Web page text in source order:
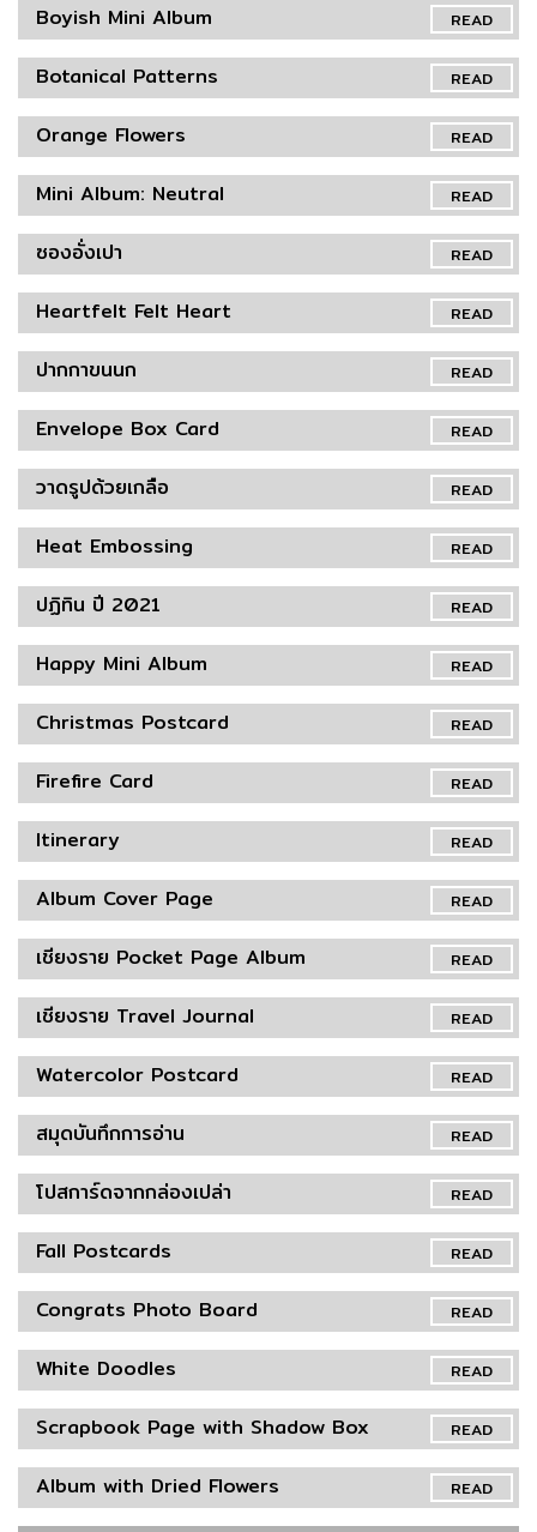
READ
Boyish Mini Album
READ
Botanical Patterns
READ
Orange Flowers
READ
Mini Album: Neutral
READ
ซองอั่งเปา
READ
Heartfelt Felt Heart
READ
ปากกาขนนก
READ
Envelope Box Card
READ
วาดรูปด้วยเกลือ
READ
Heat Embossing
READ
ปฏิทิน ปี 2021
READ
Happy Mini Album
READ
Christmas Postcard
READ
Firefire Card
READ
Itinerary
READ
Album Cover Page
READ
เชียงราย Pocket Page Album
READ
เชียงราย Travel Journal
READ
Watercolor Postcard
READ
สมุดบันทึกการอ่าน
READ
โปสการ์ดจากกล่องเปล่า
READ
Fall Postcards
READ
Congrats Photo Board
READ
White Doodles
READ
Scrapbook Page with Shadow Box
READ
Album with Dried Flowers